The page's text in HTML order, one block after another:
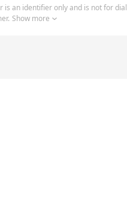
is an identifier only and is not for
Show more